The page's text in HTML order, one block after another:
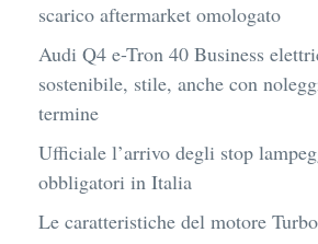
scarico aftermarket omologato
Audi Q4 e-Tron 40 Business
sostenibile, stile, anche con
termine
Ufficiale l’arrivo degli stop
obbligatori in Italia
Le caratteristiche del motore